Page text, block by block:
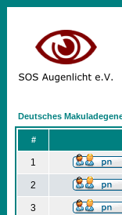
Deutsches
#
1
2
3